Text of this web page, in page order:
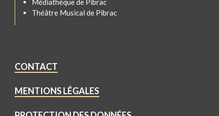
Médiathèque de Pibrac
Théâtre Musical de Pibrac
CONTACT
MENTIONS LÉGALES